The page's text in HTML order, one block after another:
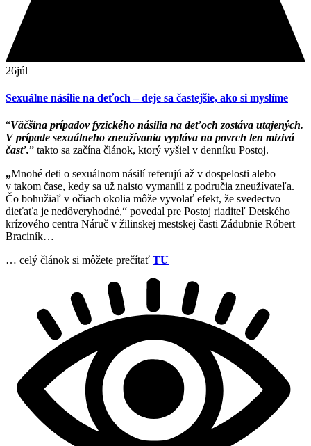
26júl
Sexuálne násilie na deťoch – deje sa častejšie, ako si myslíme
“Väčšina prípadov fyzického násilia na deťoch zostáva utajených.
V prípade sexuálneho zneužívania vypláva na povrch len mizivá
časť.” takto sa začína článok, ktorý vyšiel v denníku Postoj.
„Mnohé deti o sexuálnom násilí referujú až v dospelosti alebo
v takom čase, kedy sa už naisto vymanili z područia zneužívateľa.
Čo bohužiaľ v očiach okolia môže vyvolať efekt, že svedectvo
dieťaťa je nedôveryhodné,“ povedal pre Postoj riaditeľ Detského
krízového centra Náruč v žilinskej mestskej časti Zádubnie Róbert
Braciník…
… celý článok si môžete prečítať TU